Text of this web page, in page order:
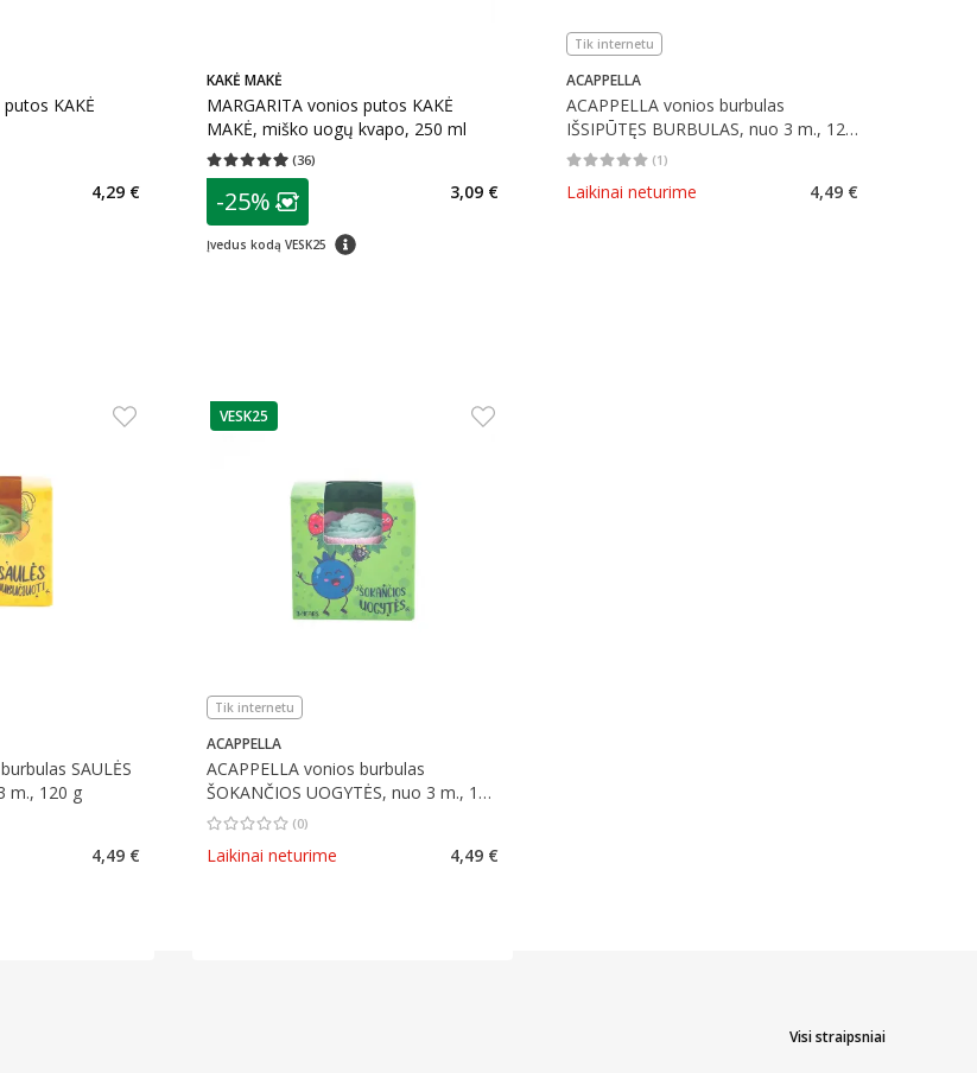
KAKĖ
klubo narių nuolaida:
4,29 €
KAKĖ MAKĖ
MARGARITA vonios putos KAKĖ
MAKĖ, miško uogų kvapo, 250 ml
(36)
Vidutinis įvertinimas 4.94
patarimas
Lojalumo klubo narių nuolaida
-25%
Įvedus kodą VESK25 patarimas
3,09 €
Tik internetu
ACAPPELLA
ACAPPELLA vonios burbulas
IŠSIPŪTĘS BURBULAS, nuo 3 m., 120
g
(1)
Vidutinis įvertinimas 5.00
Laikinai neturime 4,49 €
SAULĖS
m., 120 g
4,49 €
patarimas
VESK25
Tik internetu
ACAPPELLA
ACAPPELLA vonios burbulas
ŠOKANČIOS UOGYTĖS, nuo 3 m., 120
g
(0)
Vidutinis įvertinimas 0.00
Laikinai neturime 4,49 €
Visi straipsniai